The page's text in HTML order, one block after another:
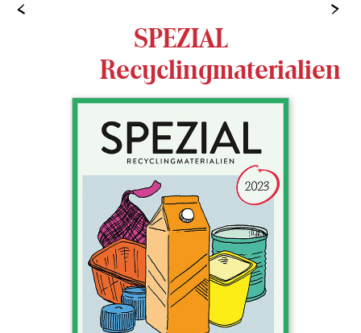
SPEZIAL
Recyclingmaterialien